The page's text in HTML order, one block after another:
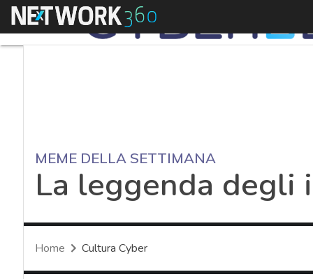
Menu
MEME DELLA SETTIMANA
La leggenda
Home Cultura Cyber